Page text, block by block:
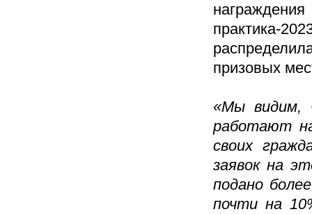
практика-
призовых
«Мы видим,
работают
своих
заявок на
подано
почти на